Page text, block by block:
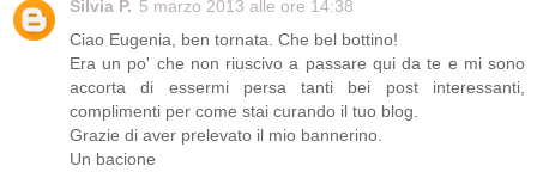
Silvia P. 5 marzo 2013 alle ore 14:38
Ciao Eugenia, ben tornata. Che bel bottino!
Era un po' che non riuscivo a passare qui da te e mi sono
accorta di essermi persa tanti bei post interessanti,
complimenti per come stai curando il tuo blog.
Grazie di aver prelevato il mio bannerino.
Un bacione